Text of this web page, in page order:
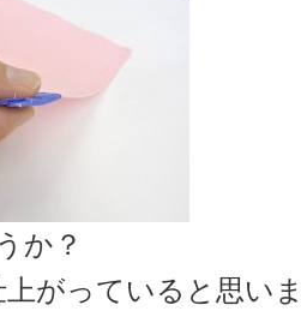
か？
がっていると思い